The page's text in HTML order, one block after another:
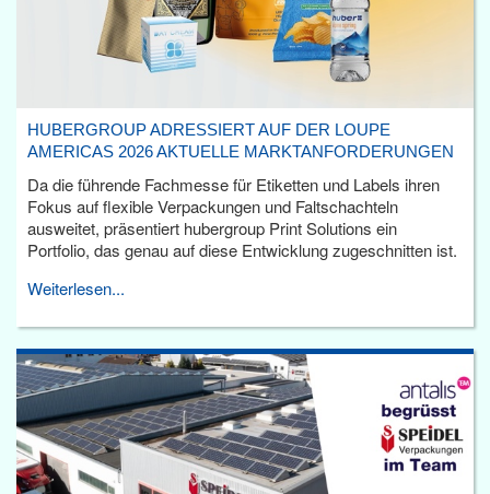
HUBERGROUP ADRESSIERT AUF DER LOUPE
AMERICAS 2026 AKTUELLE MARKTANFORDERUNGEN
Da die führende Fachmesse für Etiketten und Labels ihren
Fokus auf flexible Verpackungen und Faltschachteln
ausweitet, präsentiert hubergroup Print Solutions ein
Portfolio, das genau auf diese Entwicklung zugeschnitten ist.
Weiterlesen...